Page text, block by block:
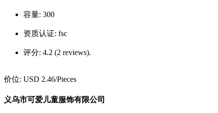
容量: 300
资质认证: fsc
评分: 4.2 (2 reviews).
价位: USD 2.46/Pieces
义乌市可爱儿童服饰有限公司